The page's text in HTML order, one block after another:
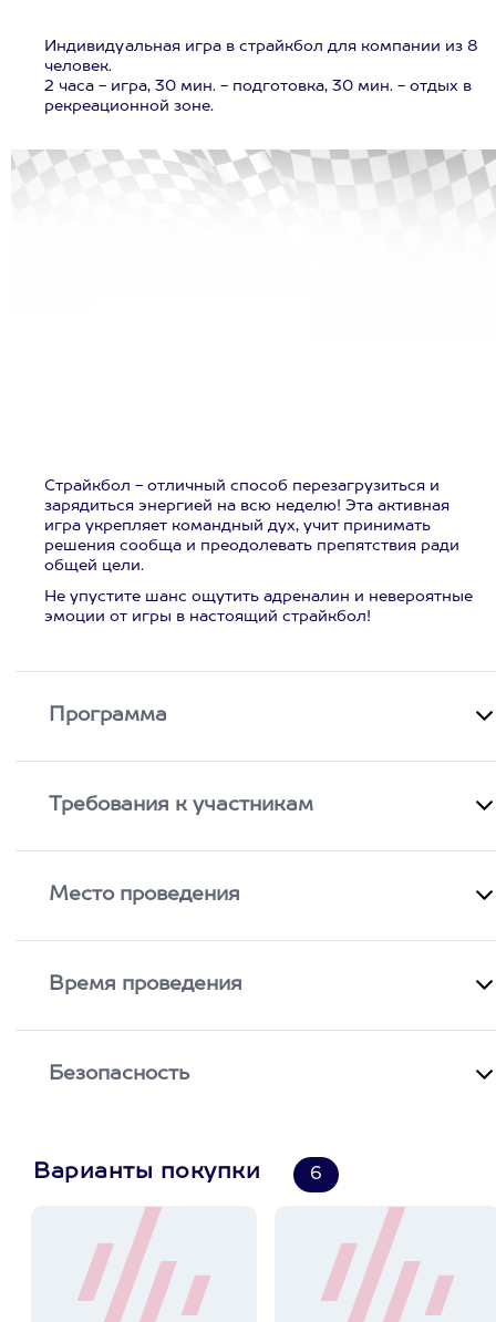
Индивидуальная игра в страйкбол для компании из 8
человек.
2 часа - игра, 30 мин. - подготовка, 30 мин. - отдых в
рекреационной зоне.
Страйкбол - отличный способ перезагрузиться и
зарядиться энергией на всю неделю! Эта активная
игра укрепляет командный дух, учит принимать
решения сообща и преодолевать препятствия ради
общей цели.
Не упустите шанс ощутить адреналин и невероятные
эмоции от игры в настоящий страйкбол!
Программа
Требования к участникам
Место проведения
Время проведения
Безопасность
Варианты покупки 6